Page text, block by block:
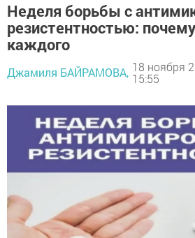
Неделя борьбы с
резистентностью:
каждого
Джамиля БАЙРАМОВА, 18 ноября
15:55